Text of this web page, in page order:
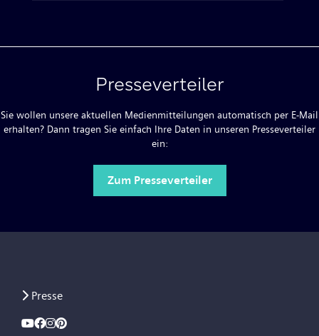
Presseverteiler
Sie wollen unsere aktuellen Medienmitteilungen automatisch per E-Mail
erhalten? Dann tragen Sie einfach Ihre Daten in unseren Presseverteiler
ein:
Zum Presseverteiler
Presse